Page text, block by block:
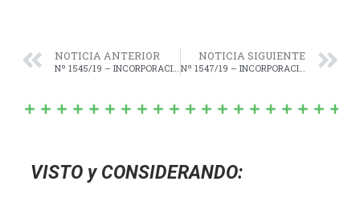
NOTICIA ANTERIOR
Nº 1545/19 – INCORPORACIÓN de lotes de terrenos de vecinos de nuestra localidad, a la Operatoria Social del Programa Familia Propietaria (1).
NOTICIA SIGUIENTE
Nº 1547/19 – INCORPORACIÓN de lotes de terrenos de vecinos de nuestra localidad, a la Operatoria Social del Programa Familia Propietaria (3).
VISTO y CONSIDERANDO: